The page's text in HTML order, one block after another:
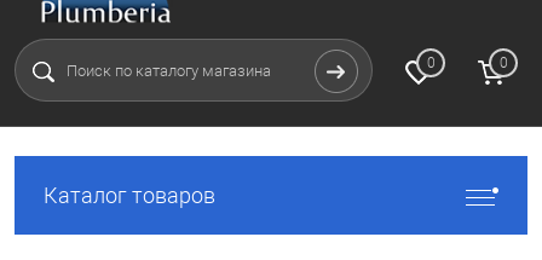
0 0
Каталог товаров